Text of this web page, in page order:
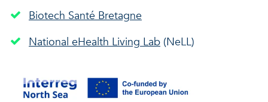
Biotech Santé Bretagne
National eHealth Living Lab (NeLL)